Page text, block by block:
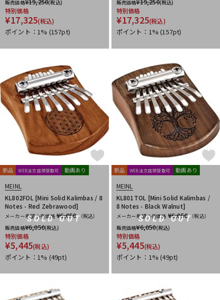
販売価格 (税込)
特別価格
¥17,325(税込)
ポイント：1% (157pt)
販売価格 (税込)
特別価格
¥17,325(税込)
ポイント：1%(157pt)
SOLD OUT
新品 WEB注文店頭受取可 動画あり
MEINL
KL802FOL [Mini Solid Kalimbas / 8
Notes - Red Zebrawood]
メーカー希望小売価格 ¥6,050 （税込）
販売価格¥6,050(税込)
特別価格
¥5,445(税込)
ポイント：1% (49pt)
SOLD OUT
新品 WEB注文店頭受取可 動画あり
MEINL
KL801TOL [Mini Solid Kalimbas /
8 Notes - Black Walnut]
メーカー希望小売価格 ¥6,050 （税込）
販売価格¥6,050(税込)
特別価格
¥5,445(税込)
ポイント：1%(49pt)